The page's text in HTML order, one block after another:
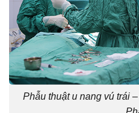
Phẫu thuật u nang vú trái